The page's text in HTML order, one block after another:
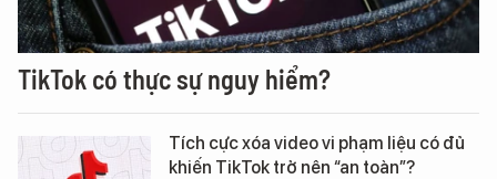
TikTok có thực sự nguy hiểm?
Tích cực xóa video vi phạm liệu có đủ
khiến TikTok trở nên “an toàn”?